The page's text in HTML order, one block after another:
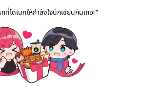
ที่โดเนทให้กำลังใจนักเขียนกันเถอะ”